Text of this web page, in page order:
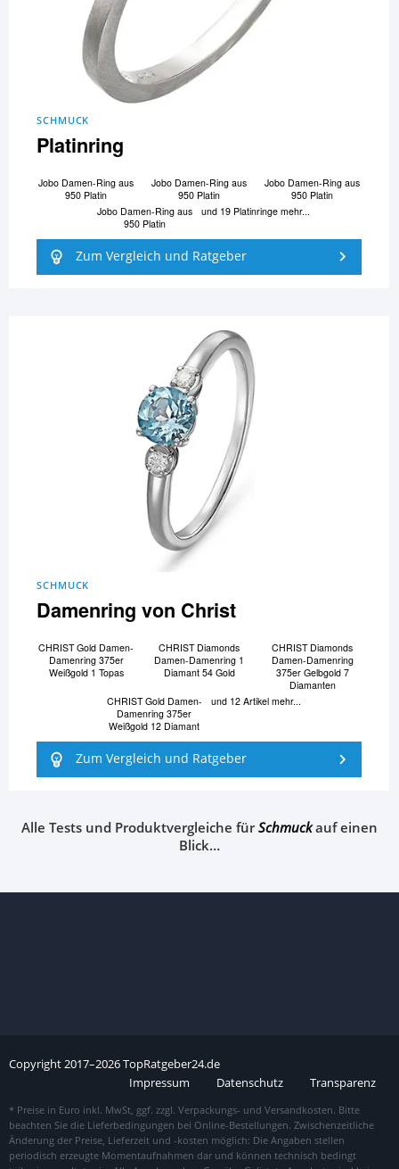
SCHMUCK
Platinring
Jobo Damen-Ring aus
950 Platin
Jobo Damen-Ring aus
950 Platin
Jobo Damen-Ring aus
950 Platin
Jobo Damen-Ring aus
950 Platin
und 19 Platinringe mehr...
Zum Vergleich und Ratgeber
SCHMUCK
Damenring von Christ
CHRIST Gold Damen-
Damenring 375er
Weißgold 1 Topas
CHRIST Diamonds
Damen-Damenring 1
Diamant 54 Gold
CHRIST Diamonds
Damen-Damenring
375er Gelbgold 7
Diamanten
CHRIST Gold Damen-
Damenring 375er
Weißgold 12 Diamant
und 12 Artikel mehr...
Zum Vergleich und Ratgeber
Alle Tests und Produktvergleiche fürSchmuckauf einen
Blick…
Copyright2017–2026TopRatgeber24.de
Impressum
Datenschutz Transparenz